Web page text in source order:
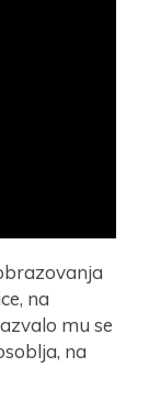
na
mu se
na